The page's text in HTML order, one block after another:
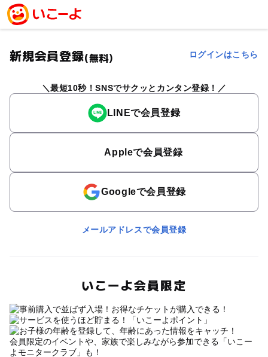
新規会員登録(無料) ログインはこちら
最短10秒！SNSでサクッとカンタン登録！
LINEで会員登録
Appleで会員登録
Googleで会員登録
メールアドレスで会員登録
いこーよ会員限定
会員限定のイベントや、家族で楽しみながら参加できる「いこー
よモニタークラブ」も！